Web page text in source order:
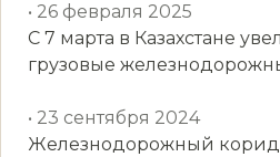
• 26 февраля 2025
С 7 марта в Казахстане
грузовые
• 23 сентября 2024
Железнодорожный